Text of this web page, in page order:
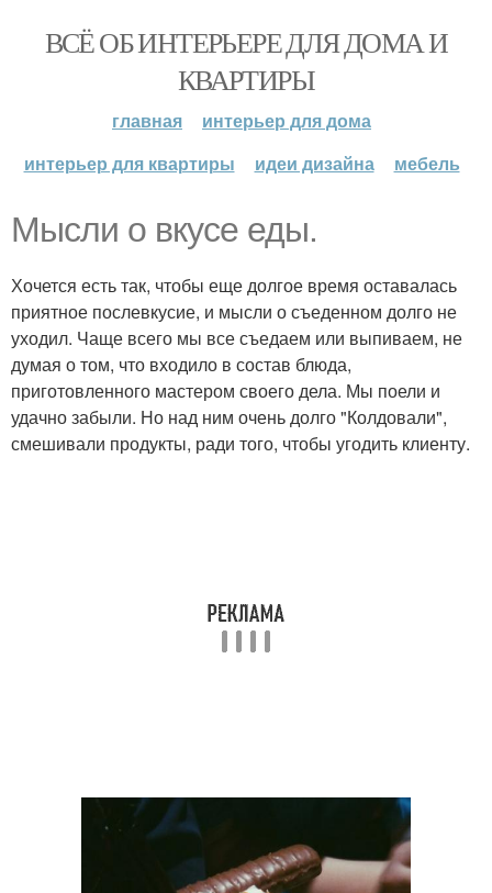
ВСЁ ОБ ИНТЕРЬЕРЕ ДЛЯ ДОМА И
КВАРТИРЫ
главная
интерьер для дома
интерьер для квартиры
идеи дизайна мебель
Мысли о вкусе еды.
Хочется есть так, чтобы еще долгое время оставалась
приятное послевкусие, и мысли о съеденном долго не
уходил. Чаще всего мы все съедаем или выпиваем, не
думая о том, что входило в состав блюда,
приготовленного мастером своего дела. Мы поели и
удачно забыли. Но над ним очень долго "Колдовали",
смешивали продукты, ради того, чтобы угодить клиенту.